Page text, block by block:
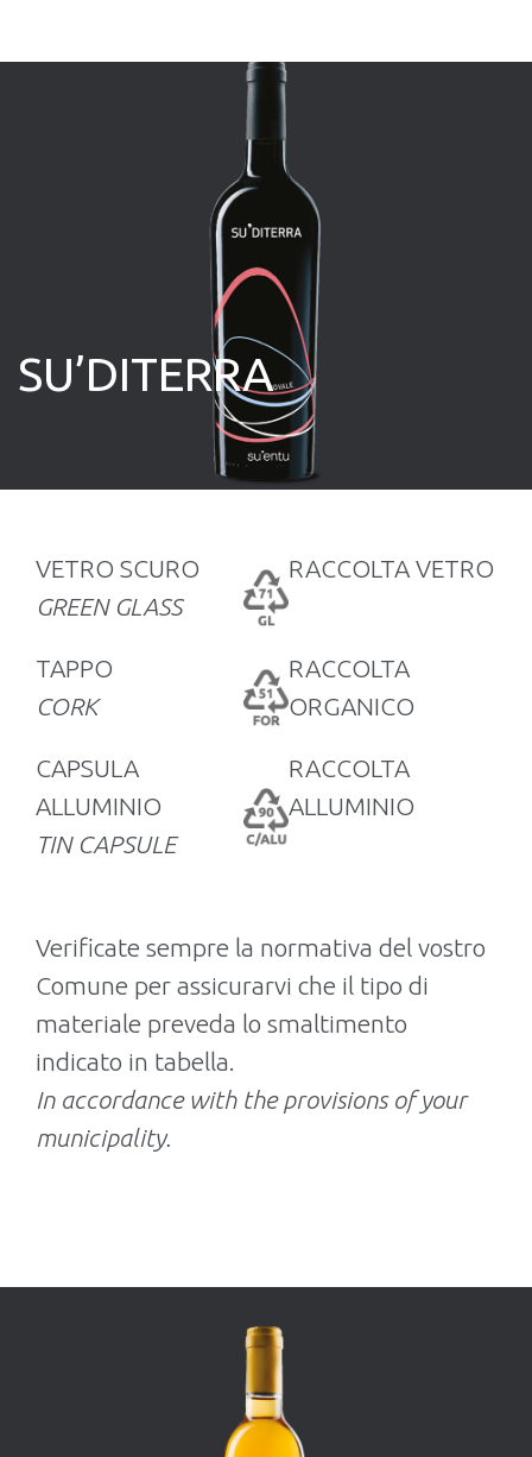
SU’DITERRA
VETRO SCURO
GREEN GLASS
RACCOLTA VETRO
TAPPO
CORK
RACCOLTA
ORGANICO
CAPSULA
ALLUMINIO
TIN CAPSULE
RACCOLTA
ALLUMINIO
Verificate sempre la normativa del vostro
Comune per assicurarvi che il tipo di
materiale preveda lo smaltimento
indicato in tabella.
In accordance with the provisions of your
municipality.